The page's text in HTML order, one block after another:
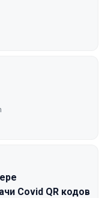
Covid QR кодов